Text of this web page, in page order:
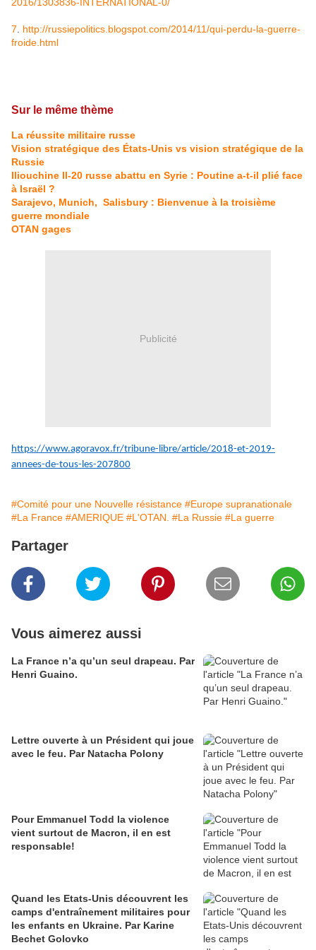
2016/1303836-INTERNATIONAL-0/
7. http://russiepolitics.blogspot.com/2014/11/qui-perdu-la-guerre-
froide.html
Sur le même thème
La réussite militaire russe
Vision stratégique des États-Unis vs vision stratégique de la
Russie
Iliouchine Il-20 russe abattu en Syrie : Poutine a-t-il plié face
à Israël ?
Sarajevo, Munich, Salisbury : Bienvenue à la troisième
guerre mondiale
OTAN gages
Publicité
https://www.agoravox.fr/tribune-libre/article/2018-et-2019-
annees-de-tous-les-207800
#Comité pour une Nouvelle résistance #Europe supranationale
#La France #AMERIQUE #L'OTAN. #La Russie #La guerre
Partager
Vous aimerez aussi
La France n’a qu’un seul drapeau. Par
Henri Guaino.
Lettre ouverte à un Président qui joue
avec le feu. Par Natacha Polony
Pour Emmanuel Todd la violence
vient surtout de Macron, il en est
responsable!
Quand les Etats-Unis découvrent les
camps d'entraînement militaires pour
les enfants en Ukraine. Par Karine
Bechet Golovko